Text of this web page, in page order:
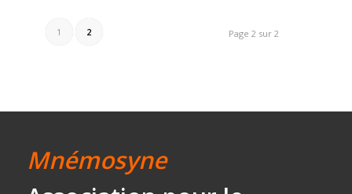
Page 2 sur 2
1 2
Mnémosyne